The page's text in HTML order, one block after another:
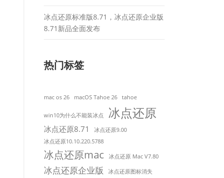
冰点还原标准版8.71，冰点还原企业版
8.71新品全面发布
热门标签
mac os 26 macOS Tahoe 26 tahoe
win10为什么不能装冰点 冰点还原
冰点还原8.71
冰点还原9.00
冰点还原10.10.220.5788
冰点还原mac 冰点还原 Mac V7.80
冰点还原企业版 冰点还原图标消失